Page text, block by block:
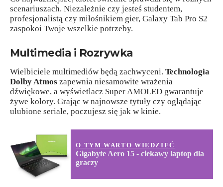
scenariuszach. Niezależnie czy jesteś studentem,
profesjonalistą czy miłośnikiem gier, Galaxy Tab Pro S2
zaspokoi Twoje wszelkie potrzeby.
Multimedia i Rozrywka
Wielbiciele multimediów będą zachwyceni. Technologia
Dolby Atmos zapewnia niesamowite wrażenia
dźwiękowe, a wyświetlacz Super AMOLED gwarantuje
żywe kolory. Grając w najnowsze tytuły czy oglądając
ulubione seriale, poczujesz się jak w kinie.
O TYM WARTO WIEDZIEĆ
Gigabyte Aero 15 - ciekawy laptop dla
graczy